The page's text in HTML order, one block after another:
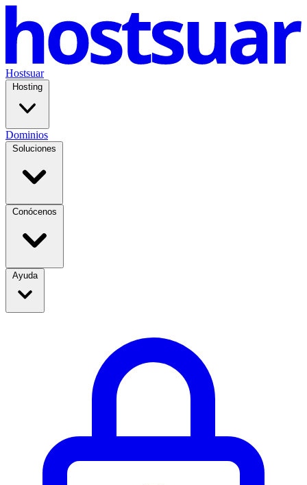
Hostsuar
Hosting
Dominios
Soluciones
Conócenos
Ayuda